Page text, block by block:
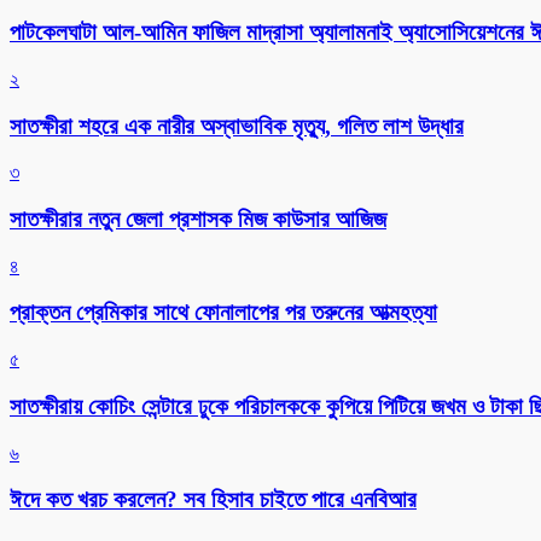
পাটকেলঘাটা আল-আমিন ফাজিল মাদ্রাসা অ্যালামনাই অ্যাসোসিয়েশনের
২
সাতক্ষীরা শহরে এক নারীর অস্বাভাবিক মৃত্যু, গলিত লাশ উদ্ধার
৩
সাতক্ষীরার নতুন জেলা প্রশাসক মিজ কাউসার আজিজ
৪
প্রাক্তন প্রেমিকার সাথে ফোনালাপের পর তরুনের আত্মহত্যা
৫
সাতক্ষীরায় কোচিং সেন্টারে ঢুকে পরিচালককে কুপিয়ে পিটিয়ে জখম ও টাকা
৬
ঈদে কত খরচ করলেন? সব হিসাব চাইতে পারে এনবিআর